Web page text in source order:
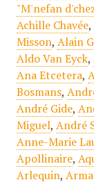
"M'nefan
Achille Chavée,
Misson, Alain
Aldo Van Eyck,
Ana Etcetera,
Bosmans,
André Gide,
Miguel, André
Anne-Marie
Apollinaire,
Arlequin,